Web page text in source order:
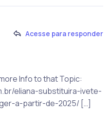
Acesse para responder
Info to that Topic:
eliana-substituira-ivete-
a-partir-de-2025/ […]